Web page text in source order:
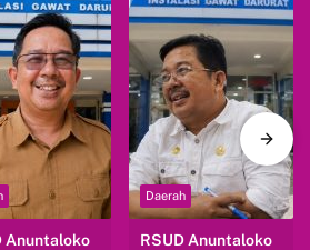
Anuntaloko
Daerah
RSUD Anuntaloko